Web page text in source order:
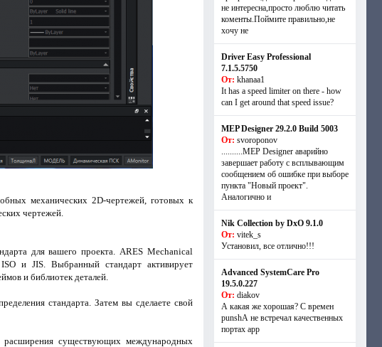
механических 2D-чертежей, готовых к
чертежей.
для вашего проекта. ARES Mechanical
и JIS. Выбранный стандарт активирует
и библиотек деталей.
стандарта. Затем вы сделаете свой
расширения существующих международных
не интересна,просто люблю читать
коменты.Поймите правильно,не
хочу не
Driver Easy Professional
7.1.5.5750
От: khanaa1
It has a speed limiter on there - how
can I get around that speed issue?
MEP Designer 29.2.0 Build 5003
От: svoroponov
..........MEP Designer аварийно
завершает работу с всплывающим
сообщением об ошибке при выборе
пункта "Новый проект".
Аналогично и
Nik Collection by DxO 9.1.0
От: vitek_s
Установил, все отлично!!!
Advanced SystemCare Pro
19.5.0.227
От: diakov
А какая же хорошая? С времен
punshА не встречал качественных
портах app